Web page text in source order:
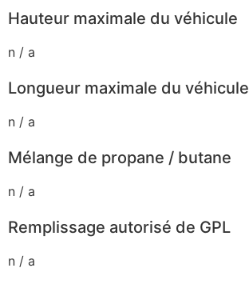
Hauteur maximale du véhicule
n / a
Longueur maximale du véhicule
n / a
Mélange de propane / butane
n / a
Remplissage autorisé de GPL
n / a